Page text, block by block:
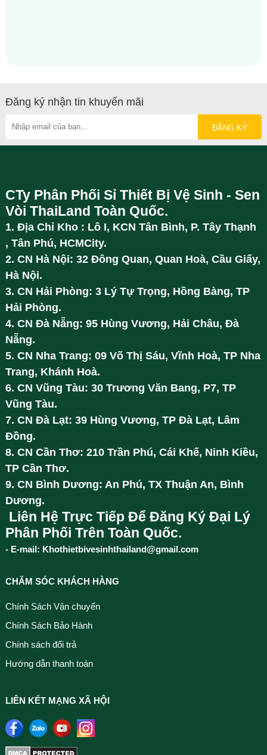
Đăng ký nhận tin khuyến mãi
CTy Phân Phối Sỉ Thiết Bị Vệ Sinh - Sen
Vòi ThaiLand Toàn Quốc.
1. Địa Chỉ Kho : Lô I, KCN Tân Bình, P. Tây Thạnh
, Tân Phú, HCMCity.
2. CN Hà Nội: 32 Đông Quan, Quan Hoà, Cầu Giấy,
Hà Nội.
3. CN Hải Phòng: 3 Lý Tự Trọng, Hồng Bàng, TP
Hải Phòng.
4. CN Đà Nẵng: 95 Hùng Vương, Hải Châu, Đà
Nẵng.
5. CN Nha Trang: 09 Võ Thị Sáu, Vĩnh Hoà, TP Nha
Trang, Khánh Hoà.
6. CN Vũng Tàu: 30 Trương Văn Bang, P7, TP
Vũng Tàu.
7. CN Đà Lạt: 39 Hùng Vương, TP Đà Lạt, Lâm
Đồng.
8. CN Cần Thơ: 210 Trần Phú, Cái Khế, Ninh Kiều,
TP Cần Thơ.
9. CN Bình Dương: An Phú, TX Thuận An, Bình
Dương.
Liên Hệ Trực Tiếp Để Đăng Ký Đại Lý
Phân Phối Trên Toàn Quốc.
- E-mail: Khothietbivesinhthailand@gmail.com
CHĂM SÓC KHÁCH HÀNG
Chính Sách Vận chuyển
Chính Sách Bảo Hành
Chính sách đổi trả
Hướng dẫn thanh toán
LIÊN KẾT MẠNG XÃ HỘI